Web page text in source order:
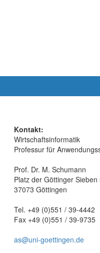
Kontakt:
Wirtschaftsinformatik
Professur für
Prof. Dr. M. Schumann
Platz der Göttinger Sieben
37073 Göttingen
Tel. +49 (0)551 / 39-4442
Fax +49 (0)551 / 39-9735
as@uni-goettingen.de